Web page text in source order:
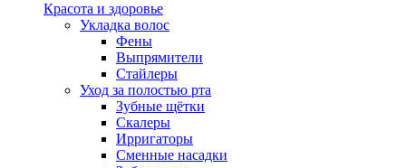
Красота и здоровье
Укладка волос
Фены
Выпрямители
Стайлеры
Уход за полостью рта
Зубные щётки
Скалеры
Ирригаторы
Сменные насадки